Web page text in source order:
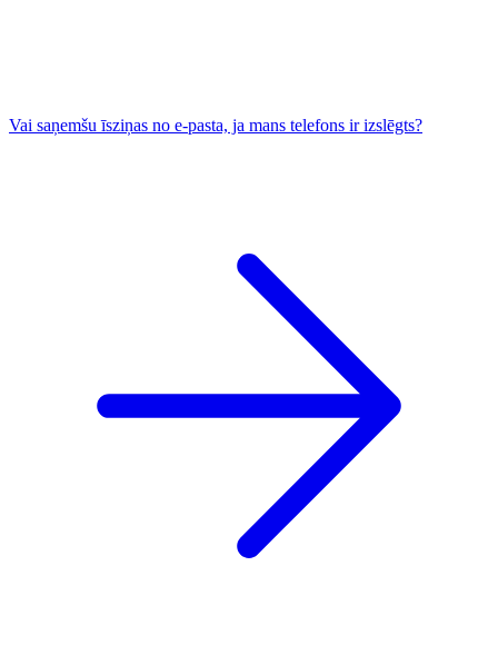
Vai saņemšu īsziņas no e-pasta, ja mans telefons ir izslēgts?